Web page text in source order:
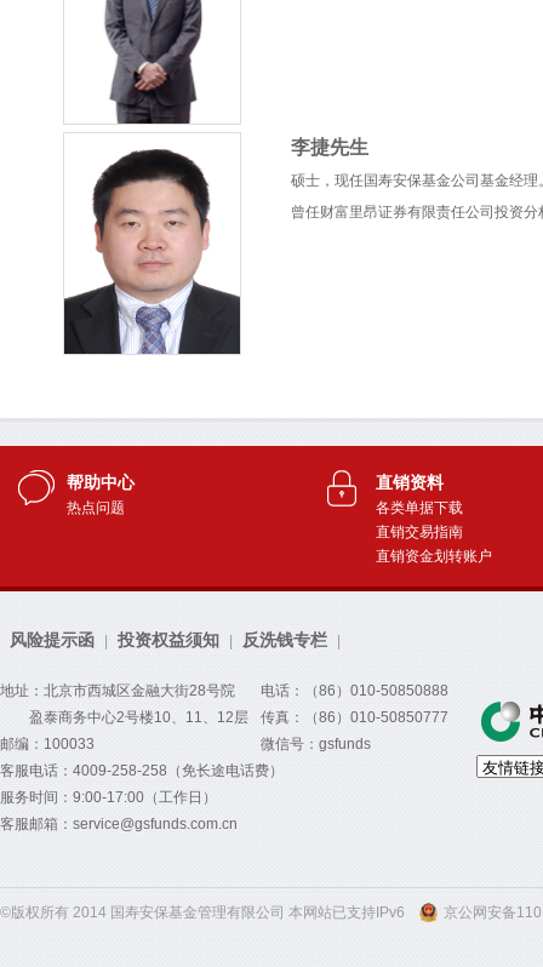
帮助中心
热点问题
直销资料
各类单据下载
直销交易指南
直销资金划转账户
风险提示函 投资权益须知 反洗钱专栏
地址：北京市西城区金融大街28号院
盈泰商务中心2号楼10、11、12层
邮编：100033
电话：（86）010-50850888
传真：（86）010-50850777
微信号：gsfunds
客服电话：4009-258-258（免长途电话费）
服务时间：9:00-17:00（工作日）
客服邮箱：service@gsfunds.com.cn
©版权所有 2014 国寿安保基金管理有限公司 本网站已支持IPv6 京公网安备